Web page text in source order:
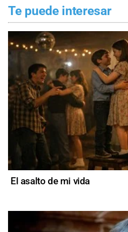
Te puede interesar
El asalto de mi vida